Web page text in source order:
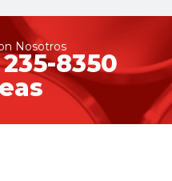
Nosotros
8350